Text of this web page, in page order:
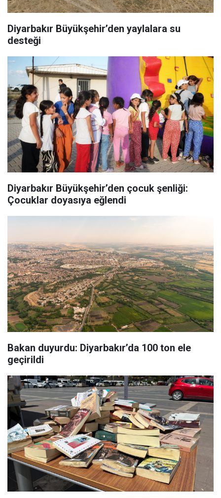
Diyarbakır Büyükşehir’den yaylalara su
desteği
Diyarbakır Büyükşehir’den çocuk şenliği:
Çocuklar doyasıya eğlendi
Bakan duyurdu: Diyarbakır’da 100 ton ele
geçirildi